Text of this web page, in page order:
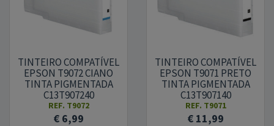
TINTEIRO COMPATÍVEL
EPSON T9072 CIANO
TINTA PIGMENTADA
C13T907240
REF. T9072
€ 6,99
TINTEIRO COMPATÍVEL
EPSON T9071 PRETO
TINTA PIGMENTADA
C13T907140
REF. T9071
€ 11,99